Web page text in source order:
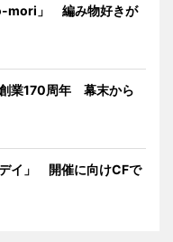
mori」 編み物好きが
業170周年 幕末から
イ」 開催に向けCFで